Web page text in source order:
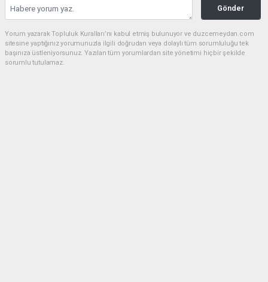
Gönder
Yorum yazarak Topluluk Kuralları’nı kabul etmiş bulunuyor ve duzcemeydan.com
sitesine yaptığınız yorumunuzla ilgili doğrudan veya dolaylı tüm sorumluluğu tek
başınıza üstleniyorsunuz. Yazılan tüm yorumlardan site yönetimi hiçbir şekilde
sorumlu tutulamaz.